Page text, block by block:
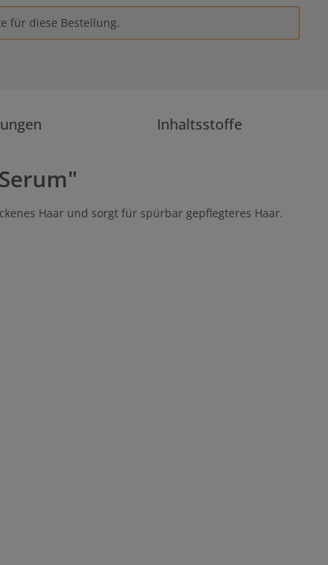
für diese Bestellung.
Inhaltsstoffe
Haar und sorgt für spürbar gepflegteres Haar.